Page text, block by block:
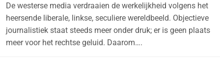
De westerse media verdraaien de werkelijkheid volgens het
heersende liberale, linkse, seculiere wereldbeeld. Objectieve
journalistiek staat steeds meer onder druk; er is geen plaats
meer voor het rechtse geluid. Daarom….